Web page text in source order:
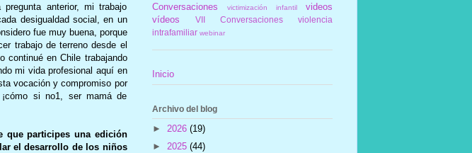
anterior, mi trabajo
desigualdad social, en un
fue muy buena, porque
trabajo de terreno desde el
continué en Chile trabajando
mi vida profesional aquí en
vocación y compromiso por
si no1, ser mamá de
que participes una edición
el desarrollo de los niños
Conversaciones
victimización infantil
videos
vídeos
VII Conversaciones
violencia
intrafamiliar webinar
Inicio
Archivo del blog
► 2026 (19)
► 2025 (44)